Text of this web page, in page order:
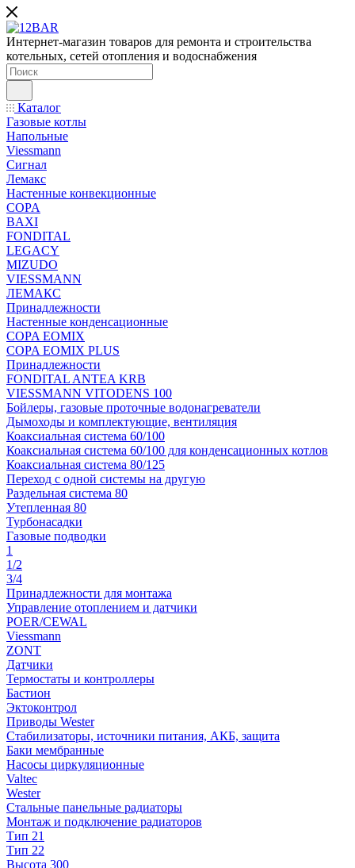
Интернет-магазин товаров для ремонта и строительства
котельных, сетей отопления и водоснабжения
Каталог
Газовые котлы
Напольные
Viessmann
Сигнал
Лемакс
Настенные конвекционные
COPA
BAXI
FONDITAL
LEGACY
MIZUDO
VIESSMANN
ЛЕМАКС
Принадлежности
Настенные конденсационные
COPA EOMIX
COPA EOMIX PLUS
Принадлежности
FONDITAL ANTEA KRB
VIESSMANN VITODENS 100
Бойлеры, газовые проточные водонагреватели
Дымоходы и комплектующие, вентиляция
Коаксиальная система 60/100
Коаксиальная система 60/100 для конденсационных котлов
Коаксиальная система 80/125
Переход с одной системы на другую
Раздельная система 80
Утепленная 80
Турбонасадки
Газовые подводки
1
1/2
3/4
Принадлежности для монтажа
Управление отоплением и датчики
POER/CEWAL
Viessmann
ZONT
Датчики
Термостаты и контроллеры
Бастион
Эктоконтрол
Приводы Wester
Стабилизаторы, источники питания, АКБ, защита
Баки мембранные
Насосы циркуляционные
Valtec
Wester
Стальные панельные радиаторы
Монтаж и подключение радиаторов
Тип 21
Тип 22
Высота 300